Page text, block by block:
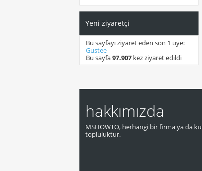
Yeni ziyaretçi
Bu sayfayı ziyaret eden son 1 üye:
Gustee
Bu sayfa97.907 kez ziyaret edildi
hakkımızda
MSHOWTO, herhangi bir firma ya da
topluluktur.